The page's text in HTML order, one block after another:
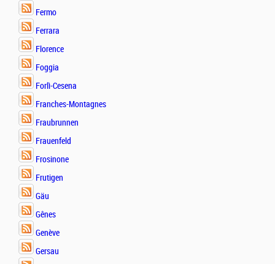
Fermo
Ferrara
Florence
Foggia
Forlì-Cesena
Franches-Montagnes
Fraubrunnen
Frauenfeld
Frosinone
Frutigen
Gäu
Gênes
Genève
Gersau